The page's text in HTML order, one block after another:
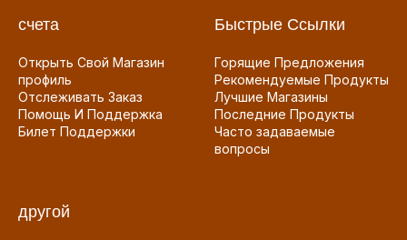
счета
Открыть Свой Магазин
профиль
Отслеживать Заказ
Помощь И Поддержка
Билет Поддержки
Быстрые Ссылки
Горящие Предложения
Рекомендуемые Продукты
Лучшие Магазины
Последние Продукты
Часто задаваемые
вопросы
другой